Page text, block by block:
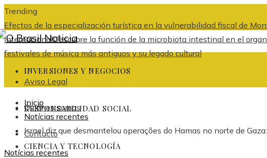
Trending
Efectos de la especialización turística en la vulnerabilidad fiscal de
internacionalDescubre la función de la microbiota intestinal en el
festivales de música más antiguos y su legado cultural
Aviso Legal
Quiénes somos
Contacto
INVERSIONES Y NEGOCIOS
RESPONSABILIDAD SOCIAL
CIENCIA Y TECNOLOGÍA
Inicio
Notícias recentes
Israel diz que desmantelou operações do Hamas no norte de
Notícias recentes